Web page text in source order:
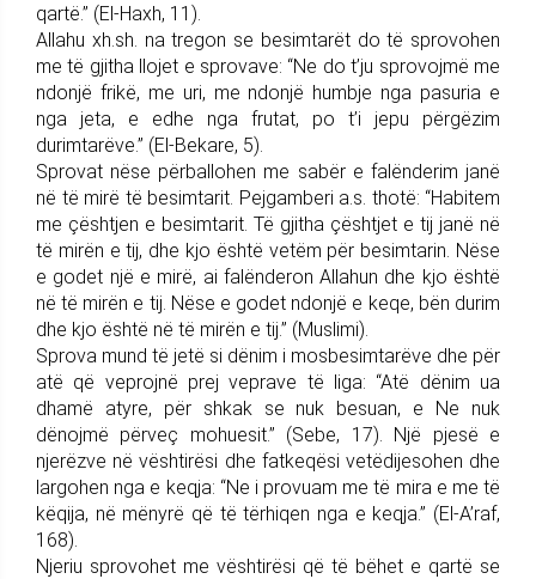
qartë.” (El-Haxh, 11).
Allahu xh.sh. na tregon se besimtarët do të sprovohen
me të gjitha llojet e sprovave: “Ne do t’ju sprovojmë me
ndonjë frikë, me uri, me ndonjë humbje nga pasuria e
nga jeta, e edhe nga frutat, po t’i jepu përgëzim
durimtarëve.” (El-Bekare, 5).
Sprovat nëse përballohen me sabër e falënderim janë
në të mirë të besimtarit. Pejgamberi a.s. thotë: “Habitem
me çështjen e besimtarit. Të gjitha çështjet e tij janë në
të mirën e tij, dhe kjo është vetëm për besimtarin. Nëse
e godet një e mirë, ai falënderon Allahun dhe kjo është
në të mirën e tij. Nëse e godet ndonjë e keqe, bën durim
dhe kjo është në të mirën e tij.” (Muslimi).
Sprova mund të jetë si dënim i mosbesimtarëve dhe për
atë që veprojnë prej veprave të liga: “Atë dënim ua
dhamë atyre, për shkak se nuk besuan, e Ne nuk
dënojmë përveç mohuesit.” (Sebe, 17). Një pjesë e
njerëzve në vështirësi dhe fatkeqësi vetëdijesohen dhe
largohen nga e keqja: “Ne i provuam me të mira e me të
këqija, në mënyrë që të tërhiqen nga e keqja.” (El-A’raf,
168).
Njeriu sprovohet me vështirësi që të bëhet e qartë se